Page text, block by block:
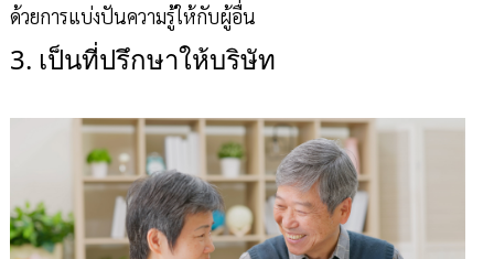
ด้วยการแบ่งปันความรู้ให้กับผู้อื่น
3. เป็นที่ปรึกษาให้บริษัท